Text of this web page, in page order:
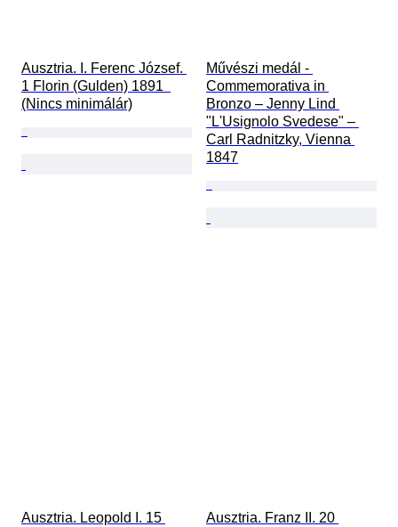
Ausztria. I. Ferenc József.
1 Florin (Gulden) 1891
(Nincs minimálár)
Művészi medál -
Commemorativa in
Bronzo – Jenny Lind
"L'Usignolo Svedese" –
Carl Radnitzky, Vienna
1847
Ausztria. Leopold I. 15
Ausztria. Franz II. 20